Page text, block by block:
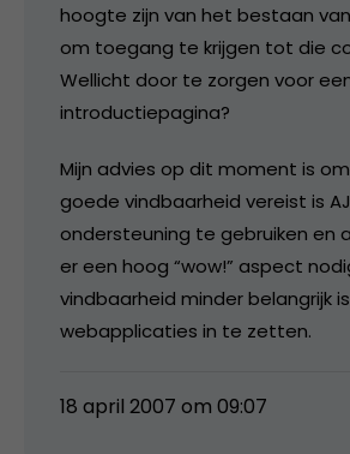
hoogte zijn van het bestaan
om toegang te krijgen tot die
Wellicht door te zorgen voor
introductiepagina?
Mijn advies op dit moment is
goede vindbaarheid vereist is
ondersteuning te gebruiken en
er een hoog “wow!” aspect
vindbaarheid minder belangrijk is
webapplicaties in te zetten.
18 april 2007 om 09:07